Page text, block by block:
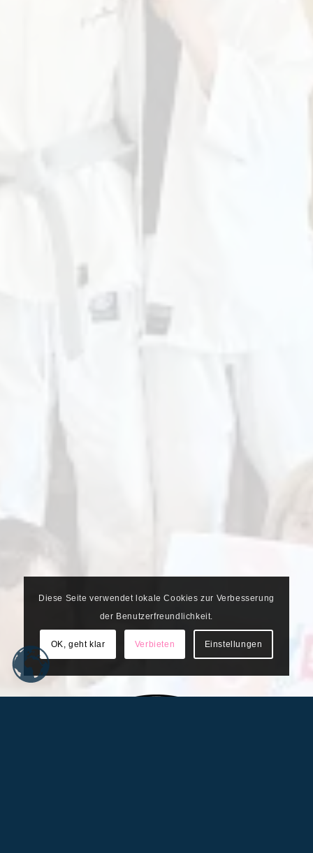
Diese Seite verwendet lokale Cookies zur Verbesserung
der Benutzerfreundlichkeit.
OK, geht klar Verbieten Einstellungen